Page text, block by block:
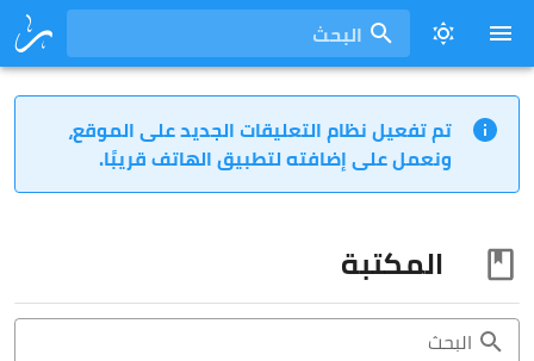
البحث
تم تفعيل نظام التعليقات الجديد على الموقع،
ونعمل على إضافته لتطبيق الهاتف قريبًا.
المكتبة
البحث